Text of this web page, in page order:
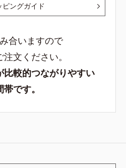
ピングガイド
合いますので
文ください。
比較的つながりやすい
帯です。